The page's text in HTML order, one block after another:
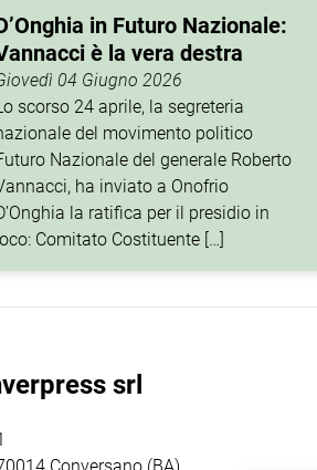
in Futuro Nazionale:
è la vera destra
04 Giugno 2026
scorso 24 aprile, la segreteria
del movimento politico
Nazionale del generale Roberto
ha inviato a Onofrio
la ratifica per il presidio in
loco: Comitato Costituente […]
srl